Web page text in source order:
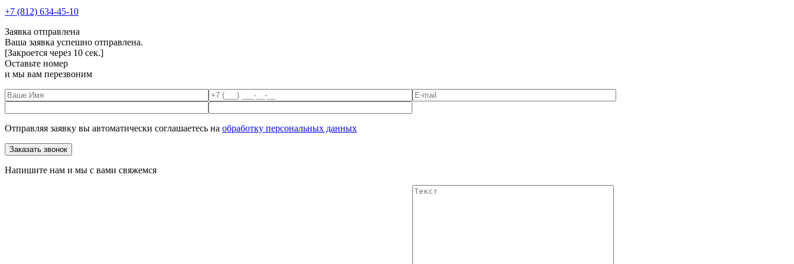
+7 (812) 634-45-10
Заявка отправлена
Ваша заявка успешно отправлена.
[Закроется через 10 сек.]
Оставьте номер
и мы вам перезвоним
Отправляя заявку вы автоматически соглашаетесь на обработку персональных данных
Напишите нам и мы с вами свяжемся